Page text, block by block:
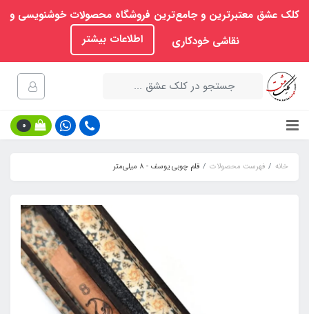
کلک عشق معتبرترین و جامع‌ترین فروشگاه محصولات خوشنویسی و
نقاشی خودکاری
اطلاعات بیشتر
0
خانه فهرست محصولات قلم چوبی یوسف - 8 میلی‌متر